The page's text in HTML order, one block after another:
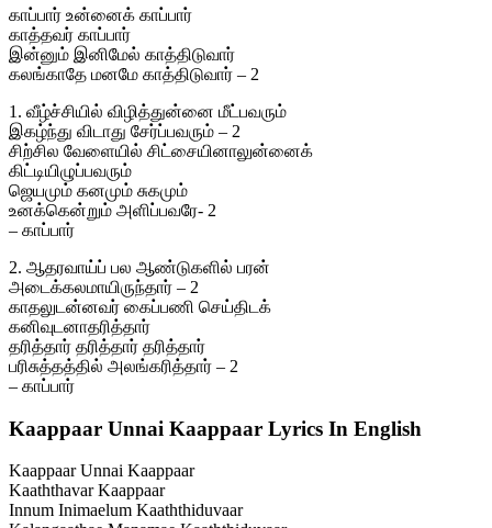
காப்பார் உன்னைக் காப்பார்
காத்தவர் காப்பார்
இன்னும் இனிமேல் காத்திடுவார்
கலங்காதே மனமே காத்திடுவார் – 2
1. வீழ்ச்சியில் விழித்துன்னை மீட்பவரும்
இகழ்ந்து விடாது சேர்ப்பவரும் – 2
சிற்சில வேளையில் சிட்சையினாலுன்னைக்
கிட்டியிழுப்பவரும்
ஜெயமும் கனமும் சுகமும்
உனக்கென்றும் அளிப்பவரே- 2
– காப்பார்
2. ஆதரவாய்ப் பல ஆண்டுகளில் பரன்
அடைக்கலமாயிருந்தார் – 2
காதலுடன்னவர் கைப்பணி செய்திடக்
கனிவுடனாதரித்தார்
தரித்தார் தரித்தார் தரித்தார்
பரிசுத்தத்தில் அலங்கரித்தார் – 2
– காப்பார்
Kaappaar Unnai Kaappaar Lyrics In English
Kaappaar Unnai Kaappaar
Kaaththavar Kaappaar
Innum Inimaelum Kaaththiduvaar